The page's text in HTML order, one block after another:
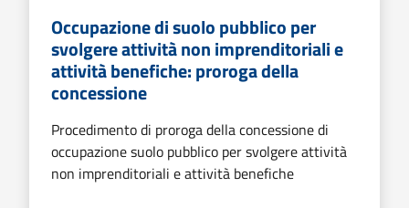
Occupazione di suolo pubblico per
svolgere attività non imprenditoriali e
attività benefiche: proroga della
concessione
Procedimento di proroga della concessione di
occupazione suolo pubblico per svolgere attività
non imprenditoriali e attività benefiche